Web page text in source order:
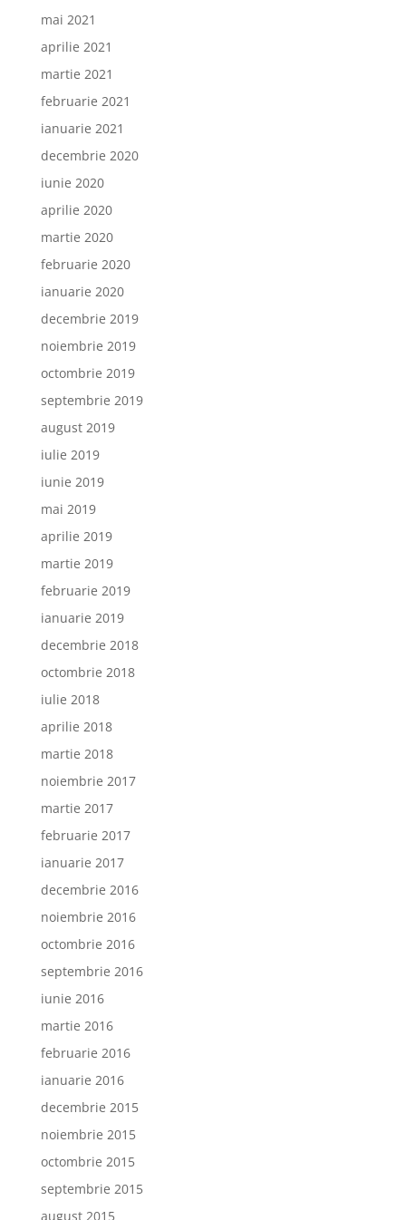
mai 2021
aprilie 2021
martie 2021
februarie 2021
ianuarie 2021
decembrie 2020
iunie 2020
aprilie 2020
martie 2020
februarie 2020
ianuarie 2020
decembrie 2019
noiembrie 2019
octombrie 2019
septembrie 2019
august 2019
iulie 2019
iunie 2019
mai 2019
aprilie 2019
martie 2019
februarie 2019
ianuarie 2019
decembrie 2018
octombrie 2018
iulie 2018
aprilie 2018
martie 2018
noiembrie 2017
martie 2017
februarie 2017
ianuarie 2017
decembrie 2016
noiembrie 2016
octombrie 2016
septembrie 2016
iunie 2016
martie 2016
februarie 2016
ianuarie 2016
decembrie 2015
noiembrie 2015
octombrie 2015
septembrie 2015
august 2015